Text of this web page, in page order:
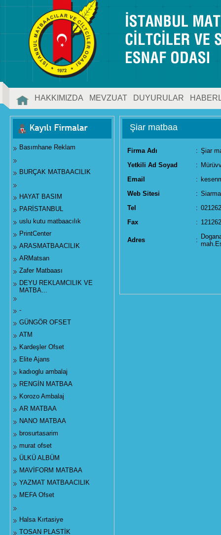
HAKKIMIZDA MEVZUAT DUYURULAR
İLETİŞİM
Basımhane Reklam
BURÇAK MATBAACILIK
HAYAT BASIM
PARİSTANBUL
uslu kutu matbaacılık
PrintCenter
ARASMATBAACILIK
ARMatsan
Zafer Matbaası
DEYU REKLAMCILIK VE
MATBA...
-
GÜNGÖR OFSET
ATM
Kardeşler Ofset
Elite Ajans
kadıoglu ambalaj
RENGİN MATBAA
Korozo Ambalaj
AR MATBAA
NANO MATBAA
brosurtasarim
murat ofset
ÜLKÜ ALBÜM
MAVİFORM MATBAA
YAZMAT MATBAACILIK
MEFA Ofset
Halsa Kırtasiye
TOSAN PLASTİK
Şiar matbaa
Firma Adı : Şiar
Yetkili Ad Soyad
:
Email
:
Web Sitesi
:
Tel
:
Fax
:
Adres :